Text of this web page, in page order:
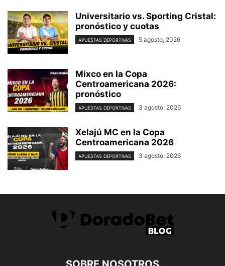
Universitario vs. Sporting Cristal:
pronóstico y cuotas
APUESTAS DEPORTIVAS 5 agosto, 2026
Mixco en la Copa
Centroamericana 2026:
pronóstico
APUESTAS DEPORTIVAS 3 agosto, 2026
Xelajú MC en la Copa
Centroamericana 2026
APUESTAS DEPORTIVAS 3 agosto, 2026